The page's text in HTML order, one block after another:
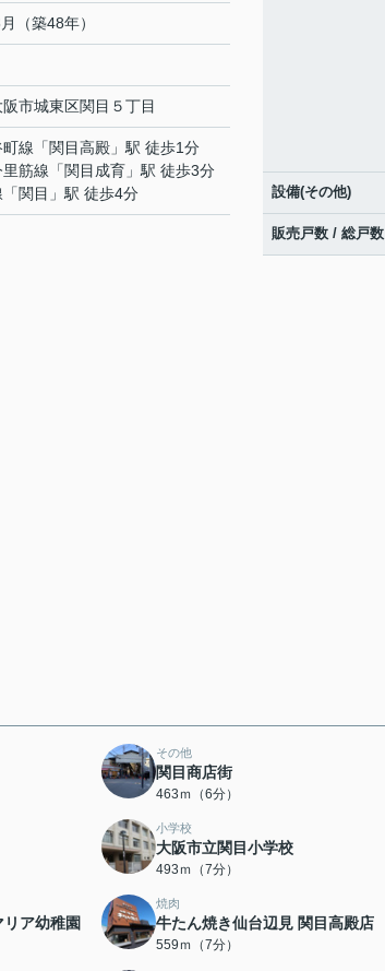
（築48年）
阪市城東区関目 ５丁目
線 「関目高殿 」駅 徒歩1分
筋線 「関目成育 」駅 徒歩3分
「関目 」駅 徒歩4分 設備(その他)
販売戸数 / 総戸数
その他
関目商店街
463ｍ（6分）
小学校
大阪市立関目小学校
493ｍ（7分）
ア幼稚園
焼肉
牛たん焼き仙台辺見 関目高殿店
559ｍ（7分）